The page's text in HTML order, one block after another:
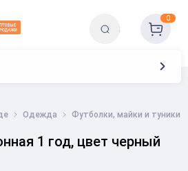
0
Одежда Футболки, майки и туники
1 год, цвет черный